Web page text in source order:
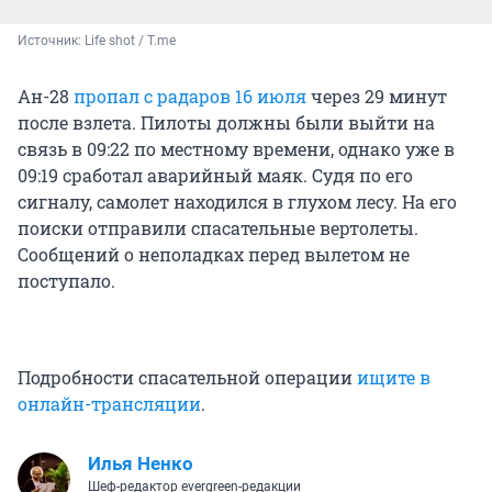
Источник: Life shot / T.me
Ан-28 пропал с радаров 16 июлячерез 29 минут
после взлета. Пилоты должны были выйти на
связь в 09:22 по местному времени, однако уже в
09:19 сработал аварийный маяк. Судя по его
сигналу, самолет находился в глухом лесу. На его
поиски отправили спасательные вертолеты.
Сообщений о неполадках перед вылетом не
поступало.
Подробности спасательной операцииищите в
онлайн-трансляции.
Илья Ненко
Шеф-редактор evergreen-редакции